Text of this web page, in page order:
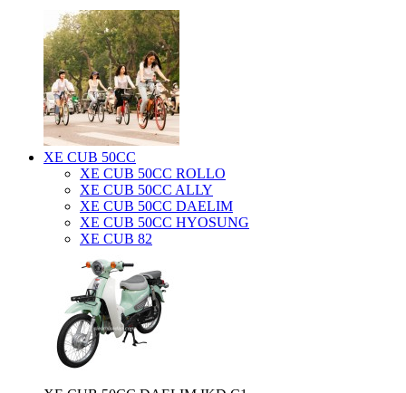
XE CUB 50CC
XE CUB 50CC ROLLO
XE CUB 50CC ALLY
XE CUB 50CC DAELIM
XE CUB 50CC HYOSUNG
XE CUB 82